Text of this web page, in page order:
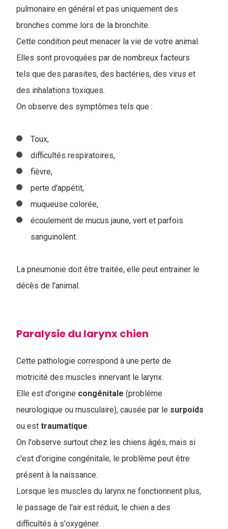
pulmonaire en général et pas uniquement des
bronches comme lors de la bronchite.
Cette condition peut menacer la vie de votre animal.
Elles sont provoquées par de nombreux facteurs
tels que des parasites, des bactéries, des virus et
des inhalations toxiques.
On observe des symptômes tels que :
Toux,
difficultés respiratoires,
fièvre,
perte d'appétit,
muqueuse colorée,
écoulement de mucus jaune, vert et parfois
sanguinolent.
La pneumonie doit être traitée, elle peut entrainer le
décès de l'animal.
Paralysie du larynx chien
Cette pathologie correspond à une perte de
motricité des muscles innervant le larynx.
Elle est d'origine congénitale (problème
neurologique ou musculaire), causée par le surpoids
ou est traumatique.
On l'observe surtout chez les chiens âgés, mais si
c'est d'origine congénitale, le problème peut être
présent à la naissance.
Lorsque les muscles du larynx ne fonctionnent plus,
le passage de l'air est réduit, le chien a des
difficultés à s'oxygéner.